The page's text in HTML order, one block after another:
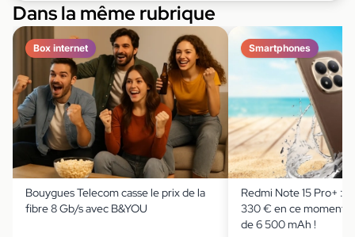
Dans la même rubrique
Box internet
Bouygues Telecom casse le prix de la
fibre 8 Gb/s avec B&YOU
Smartphones
Redmi Note 15 Pro+ : il
330 € en ce moment
de 6 500 mAh !